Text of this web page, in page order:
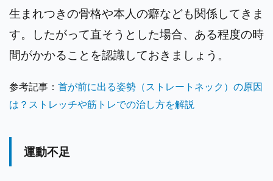
生まれつきの骨格や本人の癖なども関係してきま
す。したがって直そうとした場合、ある程度の時
間がかかることを認識しておきましょう。
参考記事： 首が前に出る姿勢（ストレートネック）の原因
は？ストレッチや筋トレでの治し方を解説
運動不足